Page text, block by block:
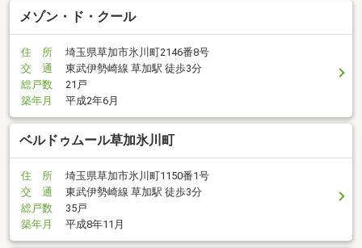
メゾン・ド・クール
住 所
埼玉県草加市氷川町2146番8号
交 通
東武伊勢崎線 草加駅 徒歩3分
総戸数
21戸
築年月
平成2年6月
ベルドゥムール草加氷川町
住 所
埼玉県草加市氷川町1150番1号
交 通
東武伊勢崎線 草加駅 徒歩3分
総戸数
35戸
築年月
平成8年11月